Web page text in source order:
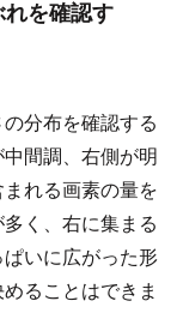
れを確認す
分布を確認する
間調、右側が明
れる画素の量を
く、右に集まる
いに広がった形
ることはできま